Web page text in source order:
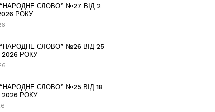
СЛОВО” №27 ВІД 2
РОКУ
СЛОВО” №26 ВІД 25
РОКУ
СЛОВО” №25 ВІД 18
РОКУ